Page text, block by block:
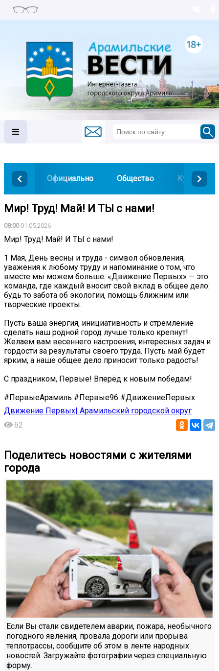
Официально Общество Культура
Мир! Труд! Май! И ТЫ с нами! ️
08:0001.05.2026
Мир! Труд! Май! И ТЫ с нами! ️
1 Мая, День весны и труда - символ обновления,
уважения к любому труду и напоминание о том, что
вместе мы можем больше. «Движение Первых» — это
команда, где каждый вносит свой вклад в общее дело:
будь то забота об экологии, помощь ближним или
творческие проекты.
Пусть ваша энергия, инициативность и стремление
сделать наш родной город лучше только крепнут!
Желаем вам весеннего настроения, интересных задач и
гордости за результаты своего труда. Пусть май будет
ярким, а наше общее дело приносит только радость!
С праздником, Первые! Вперёд к новым победам! ️
#ПервыеАрамиль #Первые96 #ДвижениеПервых
Движение Первых| Арамильский городской округ
62
Поделитесь новостями с жителями
города
Если Вы стали свидетелем аварии, пожара, необычного
погодного явления, провала дороги или прорыва
теплотрассы, сообщите об этом в ленте народных
новостей. Загружайте фотографии через специальную
форму.